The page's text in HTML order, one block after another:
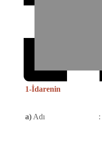
1-İdarenin
a) Adı :